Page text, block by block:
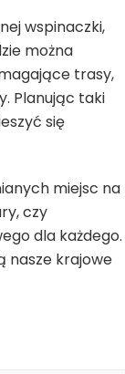
wspinaczki,
można
trasy,
Planując taki
się
miejsc na
czy
dla każdego.
nasze krajowe